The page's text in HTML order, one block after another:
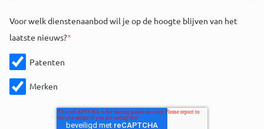
Voor welk dienstenaanbod wil je op de hoogte blijven van het
laatste nieuws?*
Patenten
Merken